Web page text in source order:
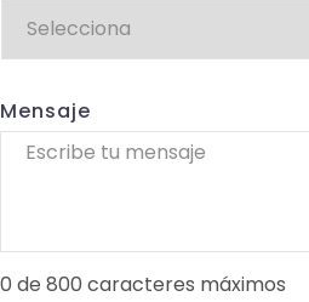
Mensaje
0 de 800 caracteres máximos